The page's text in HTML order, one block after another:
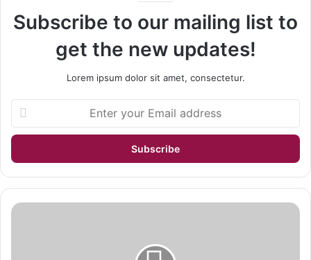
Subscribe to our mailing list to
get the new updates!
Lorem ipsum dolor sit amet, consectetur.